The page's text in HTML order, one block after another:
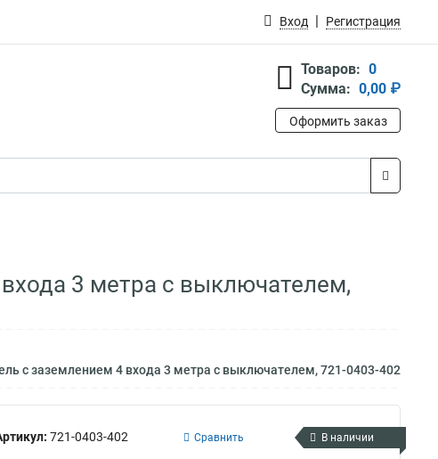
Вход Регистрация
Товаров: 0
Сумма: 0,00 ₽
Оформить заказ
3 метра с выключателем,
с заземлением 4 входа 3 метра с выключателем, 721-0403-402
721-0403-402 Сравнить В наличии